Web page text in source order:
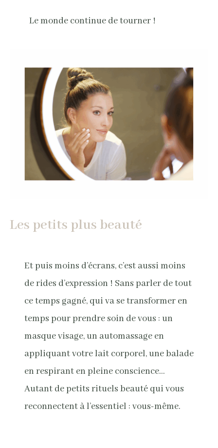
Le monde continue de tourner !
Les petits plus beauté
Et puis moins d’écrans, c’est aussi moins
de rides d’expression ! Sans parler de tout
ce temps gagné, qui va se transformer en
temps pour prendre soin de vous : un
masque visage, un automassage en
appliquant votre lait corporel, une balade
en respirant en pleine conscience…
Autant de petits rituels beauté qui vous
reconnectent à l’essentiel : vous-même.